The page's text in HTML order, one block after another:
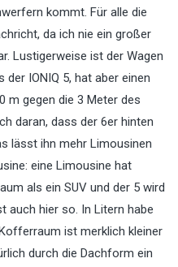
kommt. Für alle die
da ich nie ein großer
Lustigerweise ist der Wagen
IONIQ 5, hat aber einen
m gegen die 3 Meter des
daran, dass der 6er hinten
lässt ihn mehr Limousinen
eine Limousine hat
als ein SUV und der 5 wird
auch hier so. In Litern habe
ist merklich kleiner
durch die Dachform ein